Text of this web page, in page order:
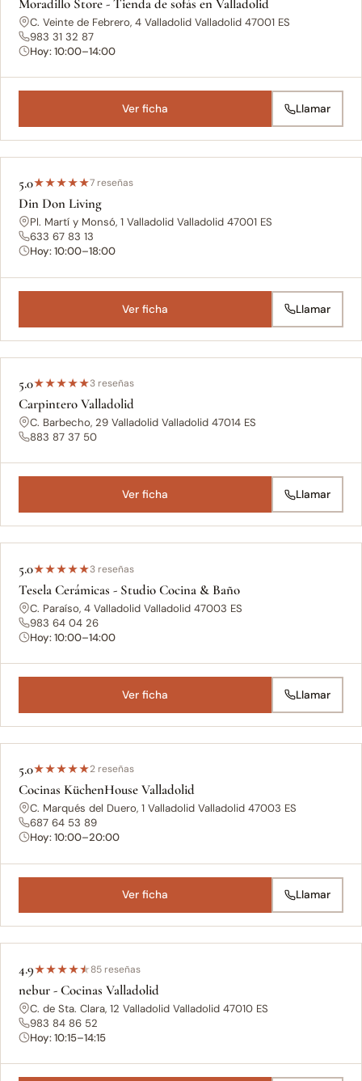
Moradillo Store - Tienda de sofás en Valladolid
C. Veinte de Febrero, 4 Valladolid Valladolid 47001 ES
983 31 32 87
Hoy: 10:00–14:00
Ver ficha Llamar
5.0★★★★★7 reseñas
Din Don Living
Pl. Martí y Monsó, 1 Valladolid Valladolid 47001 ES
633 67 83 13
Hoy: 10:00–18:00
Ver ficha Llamar
5.0★★★★★3 reseñas
Carpintero Valladolid
C. Barbecho, 29 Valladolid Valladolid 47014 ES
883 87 37 50
Ver ficha Llamar
5.0★★★★★3 reseñas
Tesela Cerámicas - Studio Cocina & Baño
C. Paraíso, 4 Valladolid Valladolid 47003 ES
983 64 04 26
Hoy: 10:00–14:00
Ver ficha Llamar
5.0★★★★★2 reseñas
Cocinas KüchenHouse Valladolid
C. Marqués del Duero, 1 Valladolid Valladolid 47003 ES
687 64 53 89
Hoy: 10:00–20:00
Ver ficha Llamar
4.9★★★★★85 reseñas
nebur - Cocinas Valladolid
C. de Sta. Clara, 12 Valladolid Valladolid 47010 ES
983 84 86 52
Hoy: 10:15–14:15